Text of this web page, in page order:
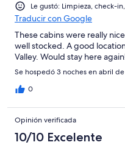
Le gustó: Limpieza, check-
Traducir con Google
These cabins were really
well stocked. A good
Valley. Would stay here
Se hospedó 3 noches en abril
0
Opinión verificada
10/10 Excelente